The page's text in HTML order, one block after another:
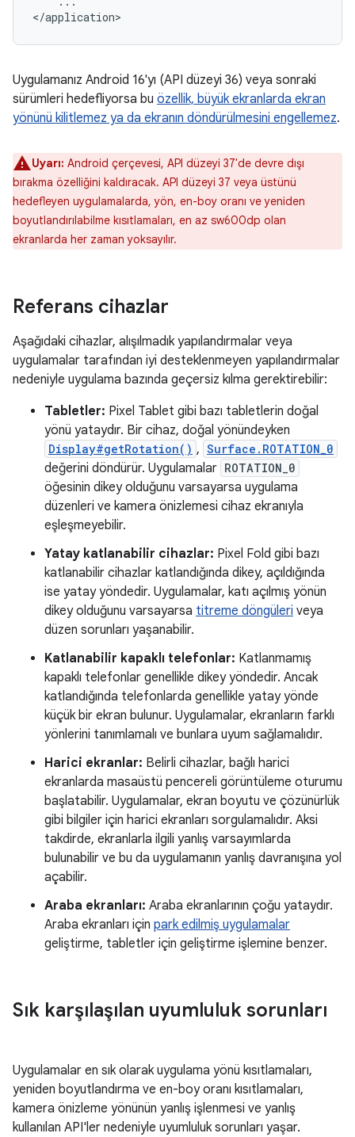
Uygulamanız Android 16'yı (API düzeyi 36) veya sonraki
sürümleri hedefliyorsa bu özellik, büyük ekranlarda ekran
yönünü kilitlemez ya da ekranın döndürülmesini engellemez.
Uyarı: Android çerçevesi, API düzeyi 37'de devre dışı
bırakma özelliğini kaldıracak. API düzeyi 37 veya üstünü
hedefleyen uygulamalarda, yön, en-boy oranı ve yeniden
boyutlandırılabilme kısıtlamaları, en az sw600dp olan
ekranlarda her zaman yoksayılır.
Referans cihazlar
Aşağıdaki cihazlar, alışılmadık yapılandırmalar veya
uygulamalar tarafından iyi desteklenmeyen yapılandırmalar
nedeniyle uygulama bazında geçersiz kılma gerektirebilir:
Tabletler: Pixel Tablet gibi bazı tabletlerin doğal
yönü yataydır. Bir cihaz, doğal yönündeyken
Display#getRotation() , Surface.ROTATION_0
değerini döndürür. Uygulamalar ROTATION_0
öğesinin dikey olduğunu varsayarsa uygulama
düzenleri ve kamera önizlemesi cihaz ekranıyla
eşleşmeyebilir.
Yatay katlanabilir cihazlar: Pixel Fold gibi bazı
katlanabilir cihazlar katlandığında dikey, açıldığında
ise yatay yöndedir. Uygulamalar, katı açılmış yönün
dikey olduğunu varsayarsa titreme döngüleri veya
düzen sorunları yaşanabilir.
Katlanabilir kapaklı telefonlar: Katlanmamış
kapaklı telefonlar genellikle dikey yöndedir. Ancak
katlandığında telefonlarda genellikle yatay yönde
küçük bir ekran bulunur. Uygulamalar, ekranların farklı
yönlerini tanımlamalı ve bunlara uyum sağlamalıdır.
Harici ekranlar: Belirli cihazlar, bağlı harici
ekranlarda masaüstü pencereli görüntüleme oturumu
başlatabilir. Uygulamalar, ekran boyutu ve çözünürlük
gibi bilgiler için harici ekranları sorgulamalıdır. Aksi
takdirde, ekranlarla ilgili yanlış varsayımlarda
bulunabilir ve bu da uygulamanın yanlış davranışına yol
açabilir.
Araba ekranları: Araba ekranlarının çoğu yataydır.
Araba ekranları için park edilmiş uygulamalar
geliştirme, tabletler için geliştirme işlemine benzer.
Sık karşılaşılan uyumluluk sorunları
Uygulamalar en sık olarak uygulama yönü kısıtlamaları,
yeniden boyutlandırma ve en-boy oranı kısıtlamaları,
kamera önizleme yönünün yanlış işlenmesi ve yanlış
kullanılan API'ler nedeniyle uyumluluk sorunları yaşar.